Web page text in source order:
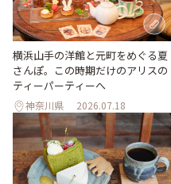
横浜山手の洋館と元町をめぐる夏
さんぽ。この時期だけのアリスの
ティーパーティーへ
神奈川県 2026.07.18